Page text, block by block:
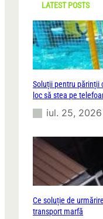
LATEST POSTS
Soluții pentru părinții
loc să stea pe
iul. 25, 2026
Ce soluție de
transport marfă